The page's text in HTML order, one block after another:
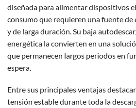
diseñada para alimentar dispositivos
consumo que requieren una fuente de
y de larga duración. Su baja
energética la convierten en una
que permanecen largos periodos en
espera.
Entre sus principales ventajas
tensión estable durante toda la